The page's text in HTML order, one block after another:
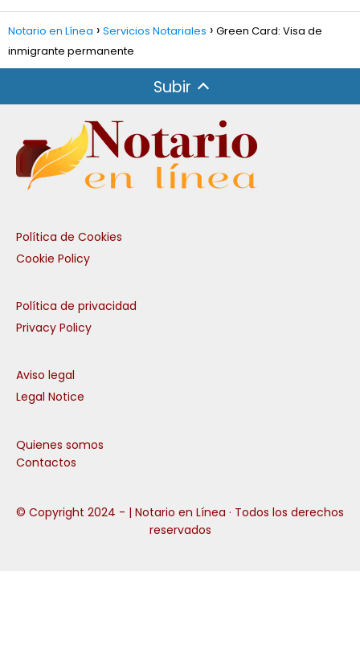
Notario en Línea Servicios Notariales
Green Card: Visa de
inmigrante permanente
Subir
Política de Cookies
Cookie Policy
Política de privacidad
Privacy Policy
Aviso legal
Legal Notice
Quienes somos
Contactos
© Copyright 2024 - | Notario en Línea · Todos los derechos
reservados